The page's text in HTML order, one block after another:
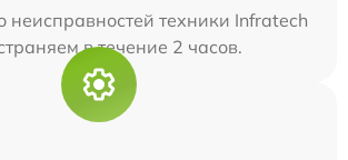
неисправностей техники Infratech
в течение 2 часов.